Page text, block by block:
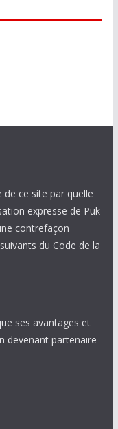
ce site par quelle
expresse de Puk
contrefaçon
du Code de la
ses avantages et
devenant partenaire